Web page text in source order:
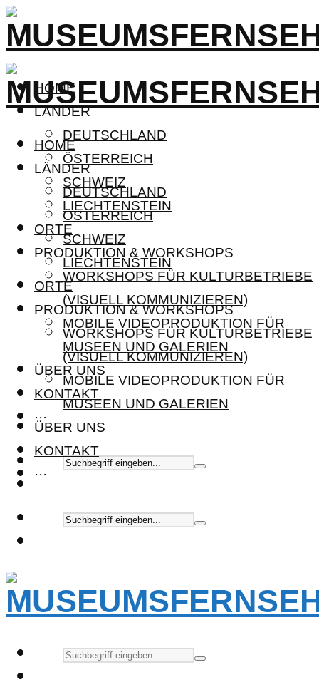
HOME
LÄNDER
DEUTSCHLAND
ÖSTERREICH
SCHWEIZ
LIECHTENSTEIN
ORTE
PRODUKTION & WORKSHOPS
WORKSHOPS FÜR KULTURBETRIEBE
(VISUELL KOMMUNIZIEREN)
MOBILE VIDEOPRODUKTION FÜR
MUSEEN UND GALERIEN
ÜBER UNS
KONTAKT
···
HOME
LÄNDER
DEUTSCHLAND
ÖSTERREICH
SCHWEIZ
LIECHTENSTEIN
ORTE
PRODUKTION & WORKSHOPS
WORKSHOPS FÜR KULTURBETRIEBE
(VISUELL KOMMUNIZIEREN)
MOBILE VIDEOPRODUKTION FÜR
MUSEEN UND GALERIEN
ÜBER UNS
KONTAKT
···